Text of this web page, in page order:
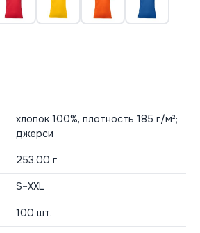
хлопок 100%, плотность 185 г/м²;
джерси
253.00 г
S–XXL
100 шт.